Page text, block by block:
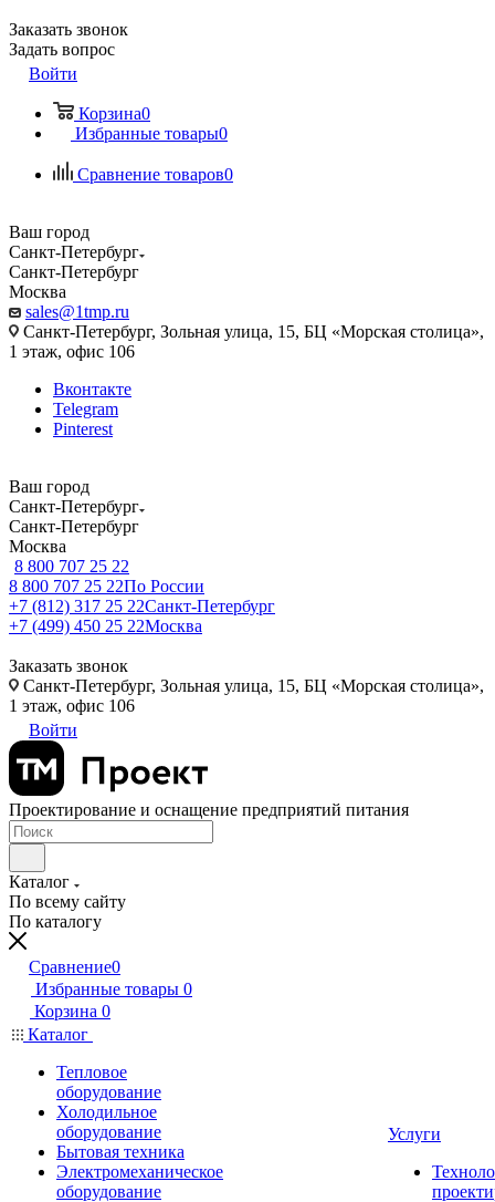
Заказать звонок
Задать вопрос
Войти
Корзина0
Избранные товары0
Сравнение товаров0
Ваш город
Санкт-Петербург
Санкт-Петербург
Москва
sales@1tmp.ru
Санкт-Петербург, Зольная улица, 15, БЦ «Морская столица»,
1 этаж, офис 106
Вконтакте
Telegram
Pinterest
Ваш город
Санкт-Петербург
Санкт-Петербург
Москва
8 800 707 25 22
8 800 707 25 22По России
+7 (812) 317 25 22Санкт-Петербург
+7 (499) 450 25 22Москва
Заказать звонок
Санкт-Петербург, Зольная улица, 15, БЦ «Морская столица»,
1 этаж, офис 106
Войти
Проектирование и оснащение предприятий питания
Каталог
По всему сайту
По каталогу
Сравнение0
Избранные товары 0
Корзина 0
Каталог
Тепловое
оборудование
Холодильное
оборудование
Бытовая техника
Электромеханическое
оборудование
Услуги